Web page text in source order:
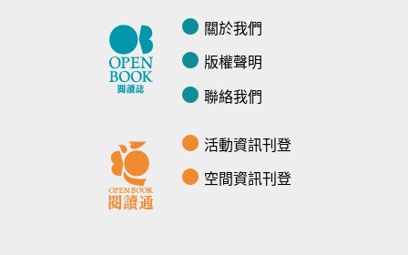
關於我們
版權聲明
聯絡我們
活動資訊刊登
空間資訊刊登